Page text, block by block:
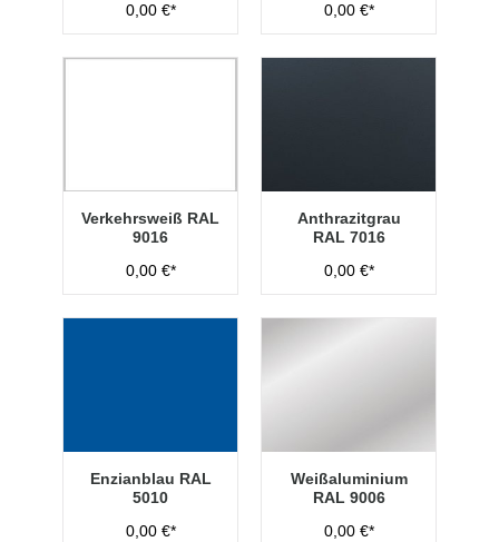
0,00 €*
0,00 €*
Verkehrsweiß RAL
9016
0,00 €*
Anthrazitgrau
RAL 7016
0,00 €*
Enzianblau RAL
5010
0,00 €*
Weißaluminium
RAL 9006
0,00 €*